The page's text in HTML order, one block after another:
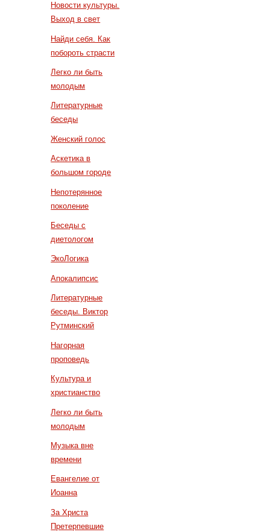
Новости культуры.
Выход в свет
Найди себя. Как
побороть страсти
Легко ли быть
молодым
Литературные
беседы
Женский голос
Аскетика в
большом городе
Непотерянное
поколение
Беседы с
диетологом
ЭкоЛогика
Апокалипсис
Литературные
беседы. Виктор
Рутминский
Нагорная
проповедь
Культура и
христианство
Легко ли быть
молодым
Музыка вне
времени
Евангелие от
Иоанна
За Христа
Претерпевшие